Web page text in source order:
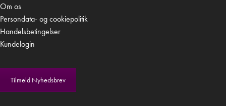
Om os
Persondata- og cookiepolitik
Handelsbetingelser
Kundelogin
Tilmeld Nyhedsbrev